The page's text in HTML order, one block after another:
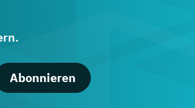
Abonnieren